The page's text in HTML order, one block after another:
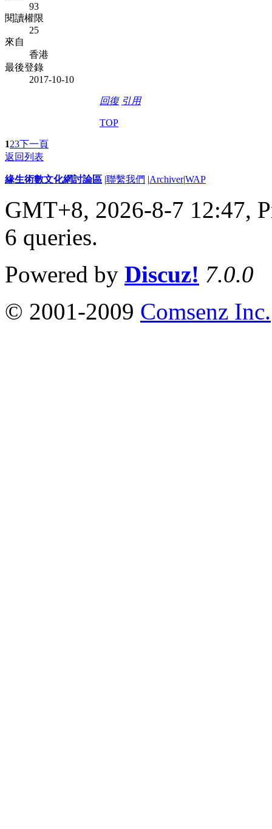
93
閱讀權限
25
來自
香港
最後登錄
2017-10-10
回復 引用
TOP
123下一頁
返回列表
緣生術數文化網討論區 |聯繫我們 |Archiver|WAP
GMT+8, 2026-8-7 12:47,
6 queries.
Powered by Discuz! 7.0.0
© 2001-2009 Comsenz Inc.